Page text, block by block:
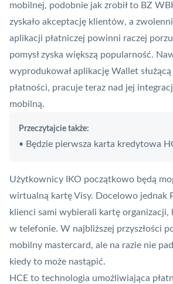
mobilnej, podobnie jak zrobił to BZ
zyskało akceptację klientów, a
aplikacji płatniczej powinni raczej
pomysł zyska większą popularność.
wyprodukował aplikację Wallet
płatności, pracuje teraz nad jej
mobilną.
Przeczytajcie także:
• Będzie pierwsza karta kredytowa
Użytkownicy IKO początkowo będą
wirtualną kartę Visy. Docelowo jednak
klienci sami wybierali kartę organizacji,
w telefonie. W najbliższej przyszłości
mobilny mastercard, ale na razie nie
kiedy to może nastąpić.
HCE to technologia umożliwiająca